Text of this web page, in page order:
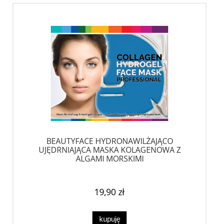
BEAUTYFACE HYDRONAWILŻAJĄCO
UJĘDRNIAJĄCA MASKA KOLAGENOWA Z
ALGAMI MORSKIMI
19,90 zł
kupuję